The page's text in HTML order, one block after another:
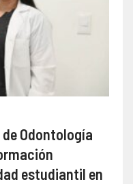
Odontología
estudiantil en